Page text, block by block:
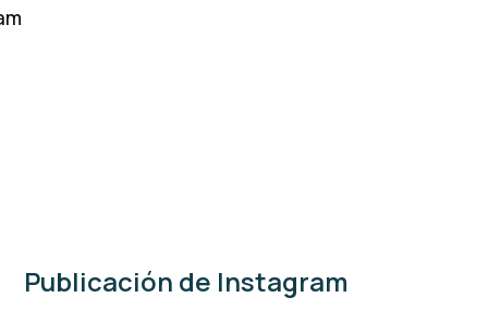
Publicación de Instagram